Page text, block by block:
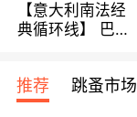
【意大利南法经
典循环线】 巴黎
宾馆 108欧/天起
全程756欧/位
推荐 跳蚤市场